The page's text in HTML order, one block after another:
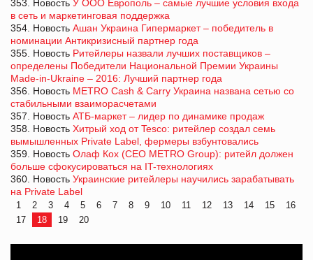
353. Новость У ООО Европоль – самые лучшие условия входа
в сеть и маркетинговая поддержка
354. Новость Ашан Украина Гипермаркет – победитель в
номинации Антикризисный партнер года
355. Новость Ритейлеры назвали лучших поставщиков –
определены Победители Национальной Премии Украины
Made-in-Ukraine – 2016: Лучший партнер года
356. Новость METRO Cash & Carry Украина названа сетью со
стабильными взаиморасчетами
357. Новость АТБ-маркет – лидер по динамике продаж
358. Новость Хитрый ход от Tesco: ритейлер создал семь
вымышленных Private Label, фермеры взбунтовались
359. Новость Олаф Кох (CEO METRO Group): ритейл должен
больше сфокусироваться на IT-технологиях
360. Новость Украинские ритейлеры научились зарабатывать
на Private Label
1 2 3 4 5 6 7 8 9 10 11 12 13 14 15
16
17
18 19 20